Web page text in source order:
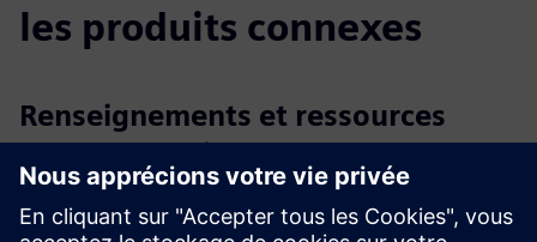
les produits connexes
Renseignements et ressources
supplémentaires
Vidéo de formation sur le routeur OPC
Manuel de l'utilisateur